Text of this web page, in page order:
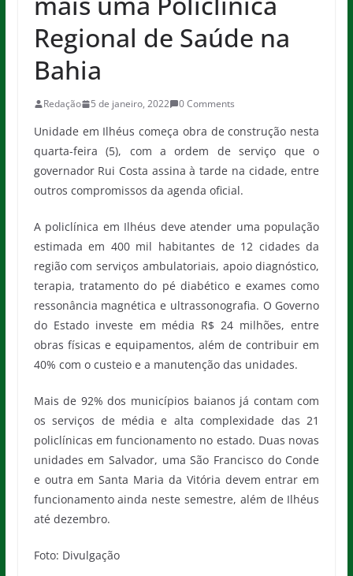
Regional de Saúde na
Bahia
Redação 5 de janeiro, 2022 0 Comments
Unidade em Ilhéus começa obra de construção nesta
quarta-feira (5), com a ordem de serviço que o
governador Rui Costa assina à tarde na cidade, entre
outros compromissos da agenda oficial.
A policlínica em Ilhéus deve atender uma população
estimada em 400 mil habitantes de 12 cidades da
região com serviços ambulatoriais, apoio diagnóstico,
terapia, tratamento do pé diabético e exames como
ressonância magnética e ultrassonografia. O Governo
do Estado investe em média R$ 24 milhões, entre
obras físicas e equipamentos, além de contribuir em
40% com o custeio e a manutenção das unidades.
Mais de 92% dos municípios baianos já contam com
os serviços de média e alta complexidade das 21
policlínicas em funcionamento no estado. Duas novas
unidades em Salvador, uma São Francisco do Conde
e outra em Santa Maria da Vitória devem entrar em
funcionamento ainda neste semestre, além de Ilhéus
até dezembro.
Foto: Divulgação